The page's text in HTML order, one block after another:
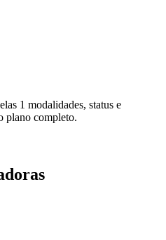
1 modalidades, status e
plano completo.